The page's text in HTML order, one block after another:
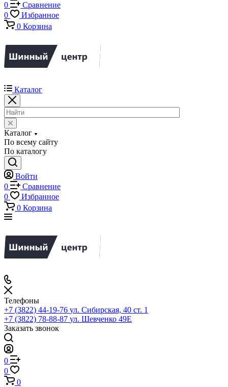
0
Сравнение
0
Избранное
0 Корзина
Каталог
Каталог
По всему сайту
По каталогу
Войти
0
Сравнение
0
Избранное
0 Корзина
Телефоны
+7 (3822) 44-19-76 ул. Сибирская, 40 ст. 1
+7 (3822) 78-88-87 ул. Шевченко 49Е
Заказать звонок
0
0
0